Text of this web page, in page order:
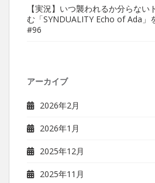
【実況】いつ襲われるか分らない
む「SYNDUALITY Echo of Ada」
#96
アーカイブ
2026年2月
2026年1月
2025年12月
2025年11月